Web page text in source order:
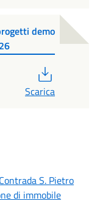
demo
Scarica
S. Pietro
di immobile